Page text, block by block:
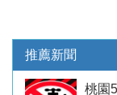
推薦新聞
桃園